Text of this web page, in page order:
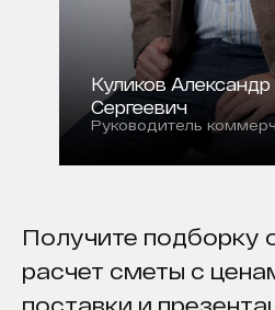
Куликов Александр
Сергеевич
Руководитель
Получите подборку
расчет сметы с
поставки и